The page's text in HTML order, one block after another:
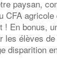
paysan,
agricole
! En bonus,
les élèves
disparition